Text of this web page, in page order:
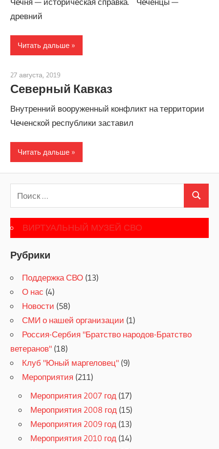
древний
Читать дальше
27 августа, 2019
Северный Кавказ
Внутренний вооруженный конфликт на территории
Чеченской республики заставил
Читать дальше
Поиск
ВИРТУАЛЬНЫЙ МУЗЕЙ СВО
Рубрики
Поддержка СВО (13)
О нас (4)
Новости (58)
СМИ о нашей организации (1)
Россия-Сербия "Братство народов-Братство
ветеранов" (18)
Клуб "Юный маргеловец" (9)
Мероприятия (211)
Мероприятия 2007 год (17)
Мероприятия 2008 год (15)
Мероприятия 2009 год (13)
Мероприятия 2010 год (14)